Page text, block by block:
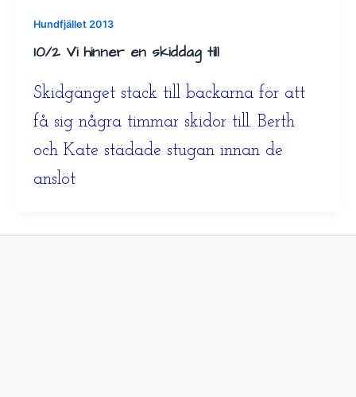
Hundfjället 2013
10/2 Vi hinner en skiddag till
Skidgänget stack till backarna för att
få sig några timmar skidor till. Berth
och Kate städade stugan innan de
anslöt